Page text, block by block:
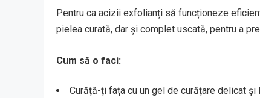
Pentru ca acizii exfolianți să funcționeze
pielea curată, dar și complet uscată, pentru a
Cum să o faci:
Curăță-ți fața cu un gel de curățare delicat